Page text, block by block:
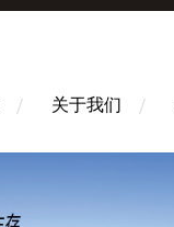
关于我们